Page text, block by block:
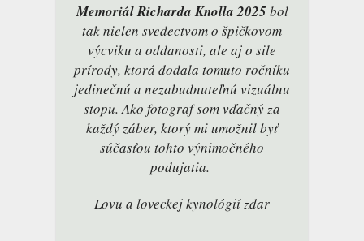
Memoriál Richarda Knolla 2025 bol
tak nielen svedectvom o špičkovom
výcviku a oddanosti, ale aj o sile
prírody, ktorá dodala tomuto ročníku
jedinečnú a nezabudnuteľnú vizuálnu
stopu. Ako fotograf som vďačný za
každý záber, ktorý mi umožnil byť
súčasťou tohto výnimočného
podujatia.
Lovu a loveckej kynológií zdar